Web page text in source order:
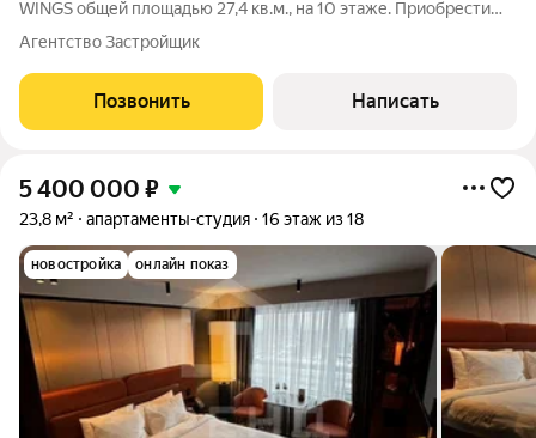
WINGS общей площадью 27,4 кв.м., на 10 этаже. Приобрести
апартамент возможно в ипотеку, в рассрочку со сроком до 1,5
лет. Комплекс апартаментов "WINGS" располагается по адресу
улица Крыленко,
Агентство Застройщик
Позвонить Написать
5 400 000 ₽
23,8 м² апартаменты-студия 16 этаж из 18
новостройка онлайн показ